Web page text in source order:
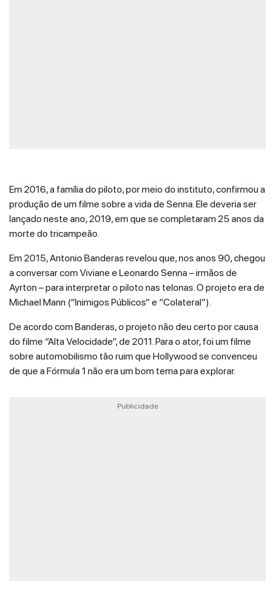
Em 2016, a família do piloto, por meio do instituto, confirmou a
produção de um filme sobre a vida de Senna. Ele deveria ser
lançado neste ano, 2019, em que se completaram 25 anos da
morte do tricampeão.
Em 2015, Antonio Banderas revelou que, nos anos 90, chegou
a conversar com Viviane e Leonardo Senna – irmãos de
Ayrton – para interpretar o piloto nas telonas. O projeto era de
Michael Mann (“Inimigos Públicos” e “Colateral”).
De acordo com Banderas, o projeto não deu certo por causa
do filme “Alta Velocidade”, de 2011. Para o ator, foi um filme
sobre automobilismo tão ruim que Hollywood se convenceu
de que a Fórmula 1 não era um bom tema para explorar.
Publicidade